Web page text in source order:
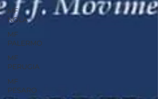
MF
NOLA
MF
PALERMO
MF
PERUGIA
MF
PESARO